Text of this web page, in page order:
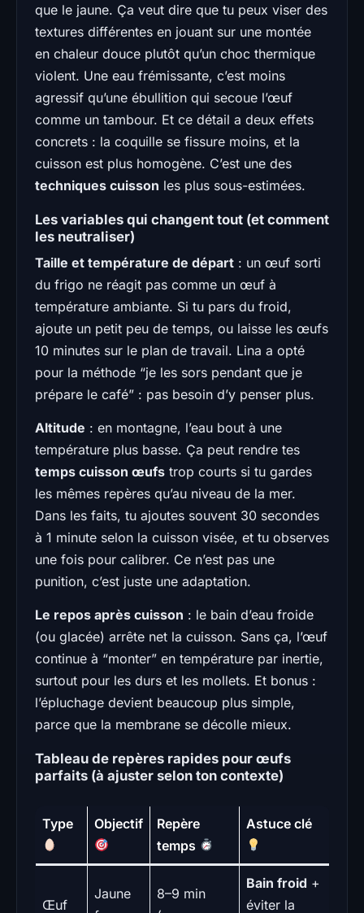
que le jaune. Ça veut dire que tu peux viser des
textures différentes en jouant sur une montée
en chaleur douce plutôt qu’un choc thermique
violent. Une eau frémissante, c’est moins
agressif qu’une ébullition qui secoue l’œuf
comme un tambour. Et ce détail a deux effets
concrets : la coquille se fissure moins, et la
cuisson est plus homogène. C’est une des
techniques cuisson les plus sous-estimées.
Les variables qui changent tout (et comment
les neutraliser)
Taille et température de départ : un œuf sorti
du frigo ne réagit pas comme un œuf à
température ambiante. Si tu pars du froid,
ajoute un petit peu de temps, ou laisse les œufs
10 minutes sur le plan de travail. Lina a opté
pour la méthode “je les sors pendant que je
prépare le café” : pas besoin d’y penser plus.
Altitude : en montagne, l’eau bout à une
température plus basse. Ça peut rendre tes
temps cuisson œufs trop courts si tu gardes
les mêmes repères qu’au niveau de la mer.
Dans les faits, tu ajoutes souvent 30 secondes
à 1 minute selon la cuisson visée, et tu observes
une fois pour calibrer. Ce n’est pas une
punition, c’est juste une adaptation.
Le repos après cuisson : le bain d’eau froide
(ou glacée) arrête net la cuisson. Sans ça, l’œuf
continue à “monter” en température par inertie,
surtout pour les durs et les mollets. Et bonus :
l’épluchage devient beaucoup plus simple,
parce que la membrane se décolle mieux.
Tableau de repères rapides pour œufs
parfaits (à ajuster selon ton contexte)
Type Objectif
Repère
temps
Astuce clé
Œuf
Jaune
8–9 min
Bain froid +
éviter la